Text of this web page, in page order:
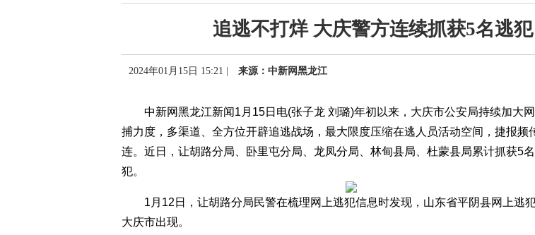
追逃不打烊 大庆警方连续抓获5名逃犯
2024年01月15日 15:21 | 来源：中新网黑龙江
中新网黑龙江新闻1月15日电(张子龙 刘璐)年初以来，大庆市公安局持续加大网
捕力度，多渠道、全方位开辟追逃战场，最大限度压缩在逃人员活动空间，捷报频
连。近日，让胡路分局、卧里屯分局、龙凤分局、林甸县局、杜蒙县局累计抓获5
犯。
1月12日，让胡路分局民警在梳理网上逃犯信息时发现，山东省平阴县网上逃
大庆市出现。